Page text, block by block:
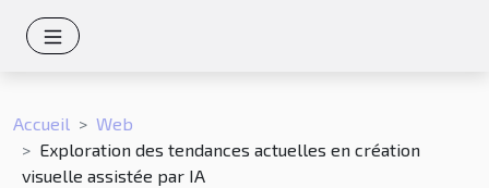
Accueil
Web
Exploration des tendances actuelles en création
visuelle assistée par IA